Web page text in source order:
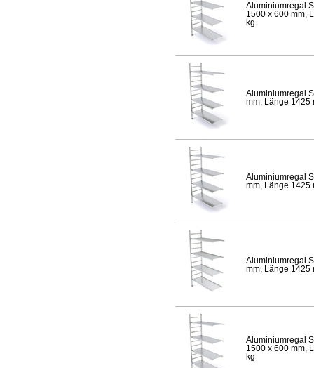
Aluminiumregal
1500 x 600 mm,
kg
Aluminiumregal
mm, Länge 1425
Aluminiumregal
mm, Länge 1425
Aluminiumregal
mm, Länge 1425
Aluminiumregal
1500 x 600 mm,
kg